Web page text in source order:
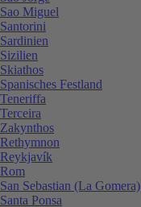
Sao Miguel
Santorini
Sardinien
Sizilien
Skiathos
Spanisches Festland
Teneriffa
Terceira
Zakynthos
Rethymnon
Reykjavík
Rom
San Sebastian (La Gomera)
Santa Ponsa